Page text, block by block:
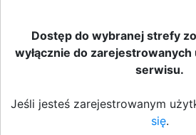
Dostęp do wybranej strefy
wyłącznie do
serwisu.
Jeśli jesteś zarejestrowanym
się.